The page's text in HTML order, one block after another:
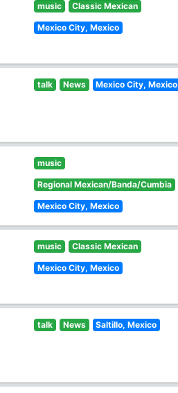
music Classic Mexican
Mexico City, Mexico
talk News Mexico City, Mexico
music
Regional Mexican/Banda/Cumbia
Mexico City, Mexico
music Classic Mexican
Mexico City, Mexico
talk News Saltillo, Mexico